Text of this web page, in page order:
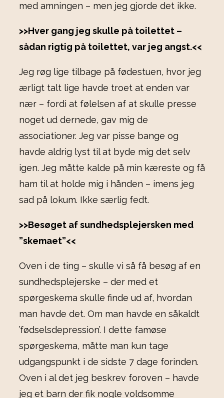
med amningen – men jeg gjorde det ikke.
>>Hver gang jeg skulle på toilettet –
sådan rigtig på toilettet, var jeg angst.<<
Jeg røg lige tilbage på fødestuen, hvor jeg
ærligt talt lige havde troet at enden var
nær – fordi at følelsen af at skulle presse
noget ud dernede, gav mig de
associationer. Jeg var pisse bange og
havde aldrig lyst til at byde mig det selv
igen. Jeg måtte kalde på min kæreste og få
ham til at holde mig i hånden – imens jeg
sad på lokum. Ikke særlig fedt.
>>Besøget af sundhedsplejersken med
”skemaet”<<
Oven i de ting – skulle vi så få besøg af en
sundhedsplejerske – der med et
spørgeskema skulle finde ud af, hvordan
man havde det. Om man havde en såkaldt
’fødselsdepression’. I dette famøse
spørgeskema, måtte man kun tage
udgangspunkt i de sidste 7 dage forinden.
Oven i al det jeg beskrev foroven – havde
jeg et barn der fik nogle voldsomme